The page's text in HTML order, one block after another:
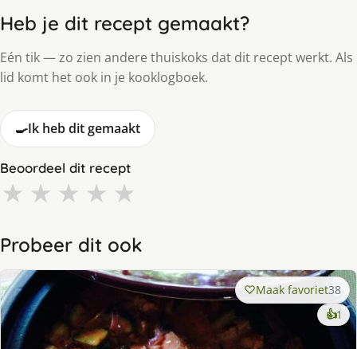
Heb je dit recept gemaakt?
Eén tik — zo zien andere thuiskoks dat dit recept werkt. Als
lid komt het ook in je kooklogboek.
🍳Ik heb dit gemaakt
Beoordeel dit recept
★ ★ ★ ★ ★
Probeer dit ook
Maak favoriet38
👍1